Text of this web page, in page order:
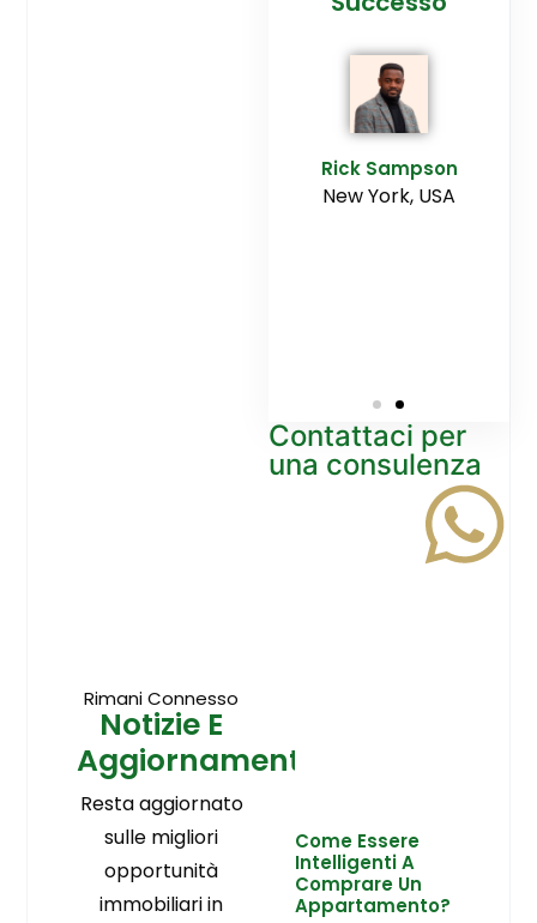
Rick Sampson
New York, USA
Contattaci per
una consulenza
Rimani Connesso
Notizie E
Aggiornamenti
Resta aggiornato
sulle migliori
opportunità
immobiliari in
Come Essere
Intelligenti A
Comprare Un
Appartamento?